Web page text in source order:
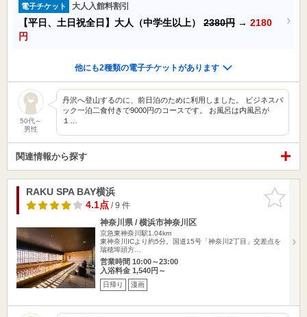
電子チケット 大人入館料割引
【平日、土日祝全日】大人（中学生以上） 2380円 → 2180
円
他にも2種類の電子チケットがあります
50代～
男性
丹沢へ登山するのに、前日泊のために利用しました。 ビジネスパ
ック一泊二食付きで9000円のコースです。 お風呂は内風呂が
１…
関連情報から探す
お気に入
りに追加
RAKU SPA BAY横浜
4.1点/ 9 件
神奈川県 / 横浜市神奈川区
京急東神奈川駅1.04km
東神奈川ICより約5分。国道15号「神奈川2丁目」交差点を
瑞穂埠頭方…
営業時間 10:00～23:00
入浴料金 1,540円～
日帰り 漫画